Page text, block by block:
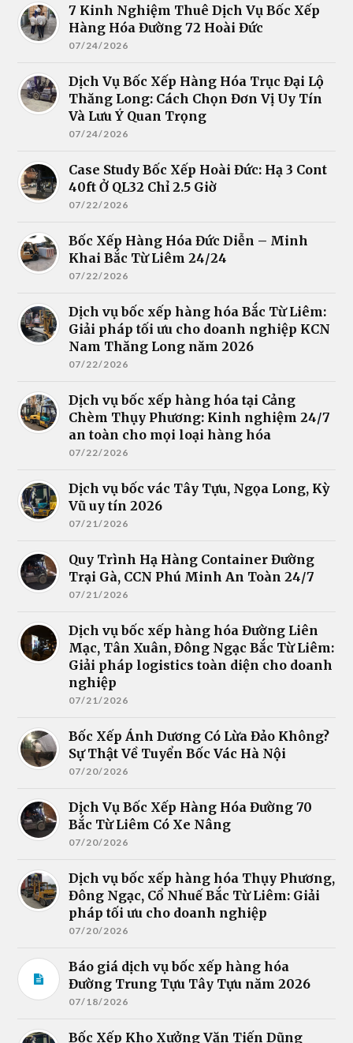
7 Kinh Nghiệm Thuê Dịch Vụ Bốc Xếp
Hàng Hóa Đường 72 Hoài Đức
07/24/2026
Dịch Vụ Bốc Xếp Hàng Hóa Trục Đại Lộ
Thăng Long: Cách Chọn Đơn Vị Uy Tín
Và Lưu Ý Quan Trọng
07/24/2026
Case Study Bốc Xếp Hoài Đức: Hạ 3 Cont
40ft Ở QL32 Chỉ 2.5 Giờ
07/22/2026
Bốc Xếp Hàng Hóa Đức Diễn – Minh
Khai Bắc Từ Liêm 24/24
07/22/2026
Dịch vụ bốc xếp hàng hóa Bắc Từ Liêm:
Giải pháp tối ưu cho doanh nghiệp KCN
Nam Thăng Long năm 2026
07/22/2026
Dịch vụ bốc xếp hàng hóa tại Cảng
Chèm Thụy Phương: Kinh nghiệm 24/7
an toàn cho mọi loại hàng hóa
07/22/2026
Dịch vụ bốc vác Tây Tựu, Ngọa Long, Kỳ
Vũ uy tín 2026
07/21/2026
Quy Trình Hạ Hàng Container Đường
Trại Gà, CCN Phú Minh An Toàn 24/7
07/21/2026
Dịch vụ bốc xếp hàng hóa Đường Liên
Mạc, Tân Xuân, Đông Ngạc Bắc Từ Liêm:
Giải pháp logistics toàn diện cho doanh
nghiệp
07/21/2026
Bốc Xếp Ánh Dương Có Lừa Đảo Không?
Sự Thật Về Tuyển Bốc Vác Hà Nội
07/20/2026
Dịch Vụ Bốc Xếp Hàng Hóa Đường 70
Bắc Từ Liêm Có Xe Nâng
07/20/2026
Dịch vụ bốc xếp hàng hóa Thụy Phương,
Đông Ngạc, Cổ Nhuế Bắc Từ Liêm: Giải
pháp tối ưu cho doanh nghiệp
07/20/2026
Báo giá dịch vụ bốc xếp hàng hóa
Đường Trung Tựu Tây Tựu năm 2026
07/18/2026
Bốc Xếp Kho Xưởng Văn Tiến Dũng